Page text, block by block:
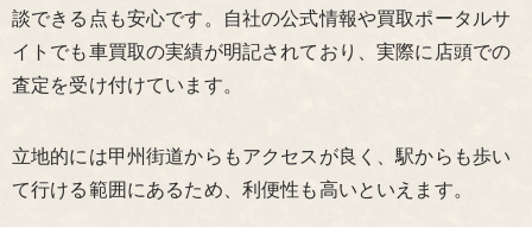
談できる点も安心です。自社の公式情報や買取ポータルサ
イトでも車買取の実績が明記されており、実際に店頭での
査定を受け付けています。
立地的には甲州街道からもアクセスが良く、駅からも歩い
て行ける範囲にあるため、利便性も高いといえます。